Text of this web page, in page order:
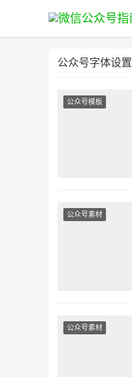
公众号字体设置
公众号模板
公众号素材
公众号素材